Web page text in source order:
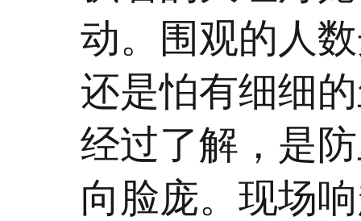
动。围观的人
还是怕有细细
经过了解，是
向脸庞。现场